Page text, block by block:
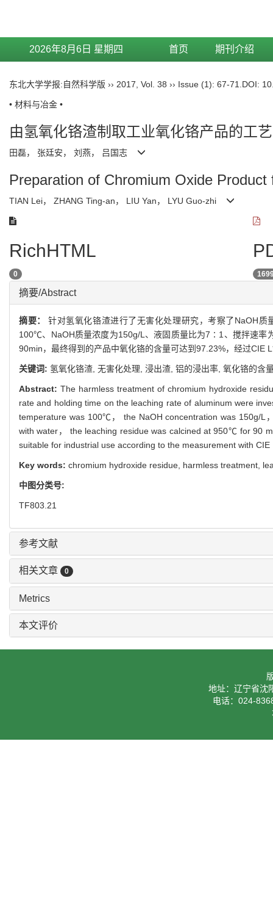
2026年8月6日 星期四 首页 期刊介绍
东北大学学报:自然科学版 ›› 2017 Vol. 38 ›› Issue (1): 67-71. DOI:
• 材料与冶金 •
由氢氧化铬渣制取工业氧化铬产品的工艺
田磊， 张廷安， 刘燕， 吕国志
Preparation of Chromium Oxide
TIAN Lei， ZHANG Ting-an， LIU Yan， LYU Guo-zhi
RichHTML
0
摘要/Abstract
摘要：针对氢氧化铬渣进行了无害化处理研究，考察了NaOH
100℃、NaOH质量浓度为150g/L、液固质量比为7∶1、搅拌速率
90min，最终得到的产品中氧化铬的含量可达到97.23%，经过CIE
关键词: 氢氧化铬渣, 无害化处理, 浸出渣, 铝的浸出率, 氧化铬的含
Abstract: The harmless treatment of chromium hydroxide
rate and holding time on the leaching rate of aluminum were
temperature was 100℃， the NaOH concentration was 150g/L
with water， the leaching residue was calcined at 950℃ for 90
suitable for industrial use according to the measurement with CIE
Key words: chromium hydroxide residue, harmless treatment,
中图分类号:
TF803.21
参考文献
相关文章 0
Metrics
本文评价
地址：辽宁省沈
电话：024-